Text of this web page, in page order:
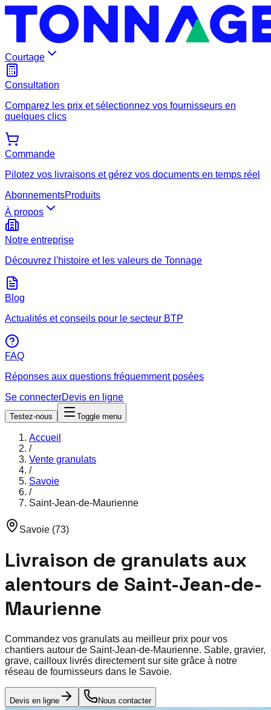
Courtage
Consultation
Comparez les prix et sélectionnez vos fournisseurs en
quelques clics
Commande
Pilotez vos livraisons et gérez vos documents en temps réel
AbonnementsProduits
À propos
Notre entreprise
Découvrez l'histoire et les valeurs de Tonnage
Blog
Actualités et conseils pour le secteur BTP
FAQ
Réponses aux questions fréquemment posées
Se connecterDevis en ligne
Testez-nous Toggle menu
Accueil
/
Vente granulats
/
Savoie
/
Saint-Jean-de-Maurienne
Savoie (73)
Livraison de granulats aux
alentours de Saint-Jean-de-
Maurienne
Commandez vos granulats au meilleur prix pour vos
chantiers autour de Saint-Jean-de-Maurienne. Sable, gravier,
grave, cailloux livrés directement sur site grâce à notre
réseau de fournisseurs dans le Savoie.
Devis en ligne Nous contacter